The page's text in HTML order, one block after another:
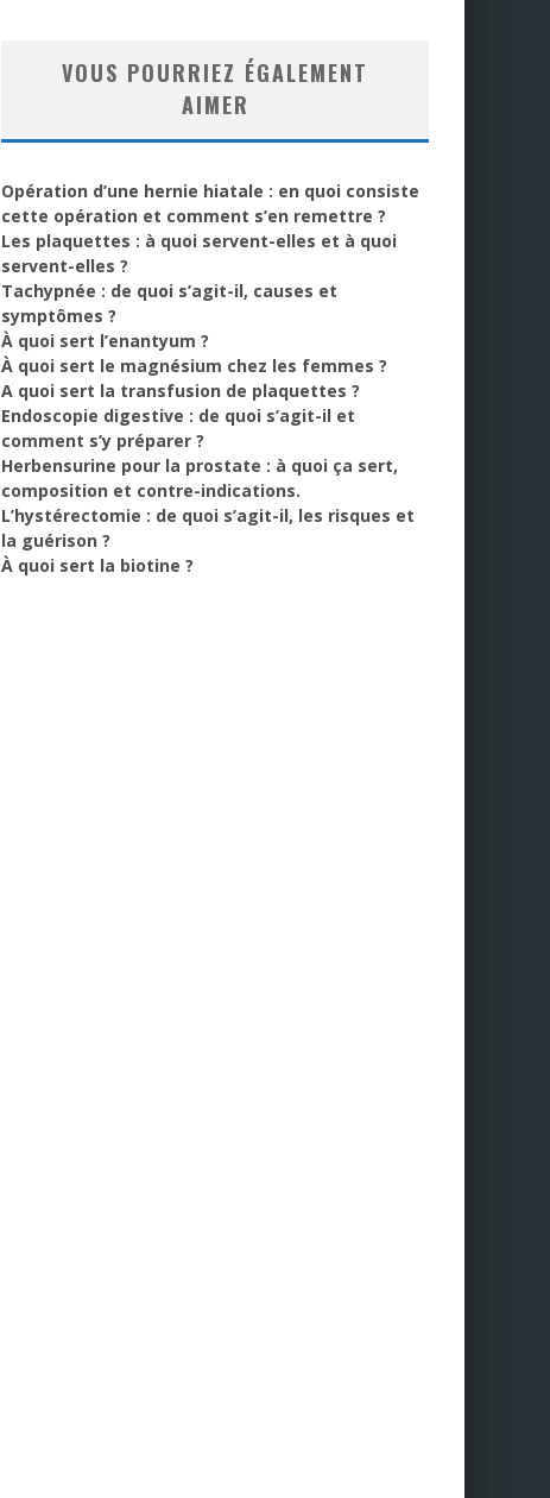
VOUS POURRIEZ ÉGALEMENT
AIMER
Opération d’une hernie hiatale : en quoi consiste
cette opération et comment s’en remettre ?
Les plaquettes : à quoi servent-elles et à quoi
servent-elles ?
Tachypnée : de quoi s’agit-il, causes et
symptômes ?
À quoi sert l’enantyum ?
À quoi sert le magnésium chez les femmes ?
A quoi sert la transfusion de plaquettes ?
Endoscopie digestive : de quoi s’agit-il et
comment s’y préparer ?
Herbensurine pour la prostate : à quoi ça sert,
composition et contre-indications.
L’hystérectomie : de quoi s’agit-il, les risques et
la guérison ?
À quoi sert la biotine ?